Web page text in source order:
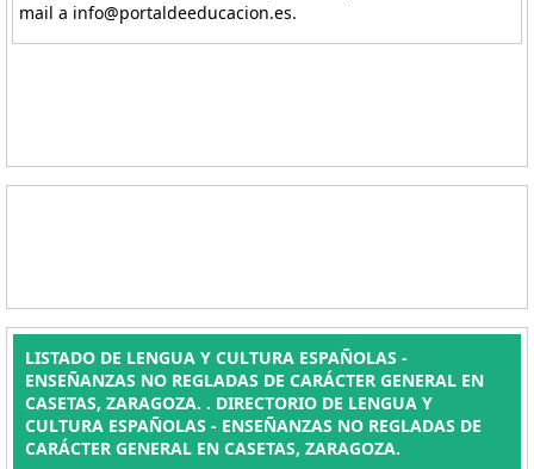
mail a info@portaldeeducacion.es.
LISTADO DE LENGUA Y CULTURA ESPAÑOLAS -
ENSEÑANZAS NO REGLADAS DE CARÁCTER GENERAL EN
CASETAS, ZARAGOZA. . DIRECTORIO DE LENGUA Y
CULTURA ESPAÑOLAS - ENSEÑANZAS NO REGLADAS DE
CARÁCTER GENERAL EN CASETAS, ZARAGOZA.